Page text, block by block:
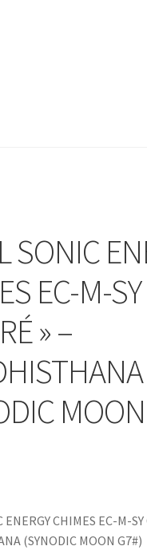
SONIC
EC-M-
» –
CHIMES EC-M-SY
(SYNODIC MOON G7#)